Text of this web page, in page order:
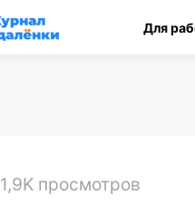
Для
1,9K просмотров